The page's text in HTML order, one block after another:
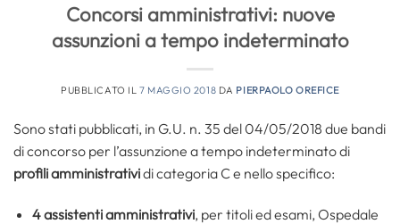
Concorsi amministrativi: nuove
assunzioni a tempo indeterminato
PUBBLICATO IL 7 MAGGIO 2018 DA PIERPAOLO OREFICE
Sono stati pubblicati, in G.U. n. 35 del 04/05/2018 due bandi
di concorso per l’assunzione a tempo indeterminato di
profili amministratividi categoria C e nello specifico:
4 assistenti amministrativi, per titoli ed esami, Ospedale